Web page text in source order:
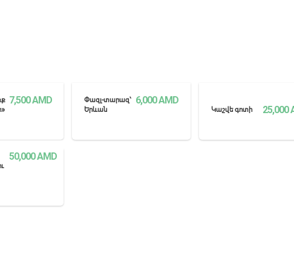
7,500AMD
Փազլ-տարազ՝
Երևան
6,000AMD
Կաշվե գոտի 25,000
50,000AMD